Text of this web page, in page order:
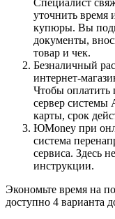
Специалист
уточнить время
купюры. Вы
документы,
товар и чек.
Безналичный
интернет-
Чтобы оплатить
сервер системы
карты, срок
ЮMoney при
система
сервиса. Здесь
инструкции.
Экономьте время на
доступно 4 варианта